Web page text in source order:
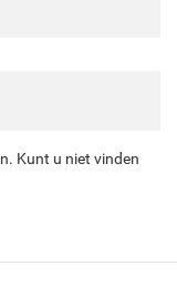
Kunt u niet vinden